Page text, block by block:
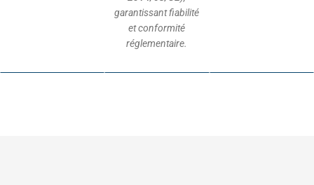
garantissant fiabilité
et conformité
réglementaire.